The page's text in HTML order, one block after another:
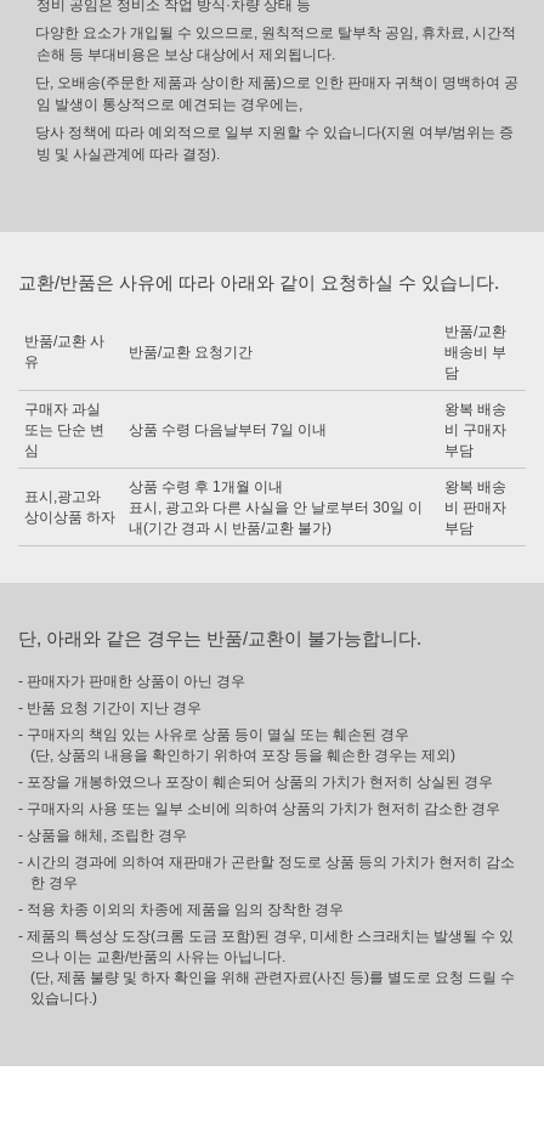
정비 공임은 정비소 작업 방식·차량 상태 등
다양한 요소가 개입될 수 있으므로, 원칙적으로 탈부착 공임, 휴차료, 시간적
손해 등 부대비용은 보상 대상에서 제외됩니다.
단, 오배송(주문한 제품과 상이한 제품)으로 인한 판매자 귀책이 명백하여 공
임 발생이 통상적으로 예견되는 경우에는,
당사 정책에 따라 예외적으로 일부 지원할 수 있습니다(지원 여부/범위는 증
빙 및 사실관계에 따라 결정).
교환/반품은 사유에 따라 아래와 같이 요청하실 수 있습니다.
반품/교환 사
유
반품/교환 요청기간
반품/교환
배송비 부
담
구매자 과실
또는 단순 변
심
상품 수령 다음날부터 7일 이내
왕복 배송
비 구매자
부담
표시,광고와
상이상품 하자
상품 수령 후 1개월 이내
표시, 광고와 다른 사실을 안 날로부터 30일 이
내(기간 경과 시 반품/교환 불가)
왕복 배송
비 판매자
부담
단, 아래와 같은 경우는 반품/교환이 불가능합니다.
- 판매자가 판매한 상품이 아닌 경우
- 반품 요청 기간이 지난 경우
- 구매자의 책임 있는 사유로 상품 등이 멸실 또는 훼손된 경우
(단, 상품의 내용을 확인하기 위하여 포장 등을 훼손한 경우는 제외)
- 포장을 개봉하였으나 포장이 훼손되어 상품의 가치가 현저히 상실된 경우
- 구매자의 사용 또는 일부 소비에 의하여 상품의 가치가 현저히 감소한 경우
- 상품을 해체, 조립한 경우
- 시간의 경과에 의하여 재판매가 곤란할 정도로 상품 등의 가치가 현저히 감소
한 경우
- 적용 차종 이외의 차종에 제품을 임의 장착한 경우
- 제품의 특성상 도장(크롬 도금 포함)된 경우, 미세한 스크래치는 발생될 수 있
으나 이는 교환/반품의 사유는 아닙니다.
(단, 제품 불량 및 하자 확인을 위해 관련자료(사진 등)를 별도로 요청 드릴 수
있습니다.)